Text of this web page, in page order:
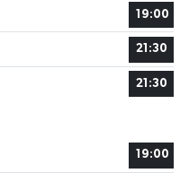
19:00
21:30
21:30
19:00